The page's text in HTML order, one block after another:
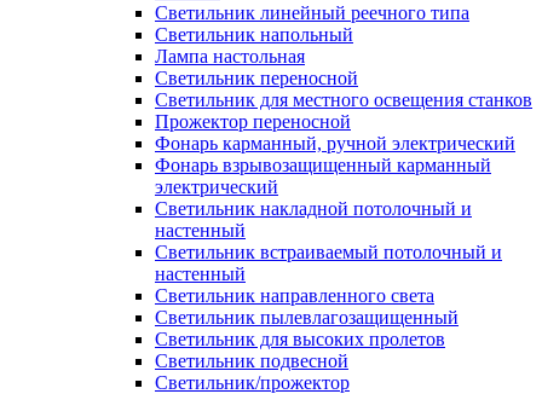
Светильник линейный реечного типа
Светильник напольный
Лампа настольная
Светильник переносной
Светильник для местного освещения станков
Прожектор переносной
Фонарь карманный, ручной электрический
Фонарь взрывозащищенный карманный
электрический
Светильник накладной потолочный и
настенный
Светильник встраиваемый потолочный и
настенный
Светильник направленного света
Светильник пылевлагозащищенный
Светильник для высоких пролетов
Светильник подвесной
Светильник/прожектор